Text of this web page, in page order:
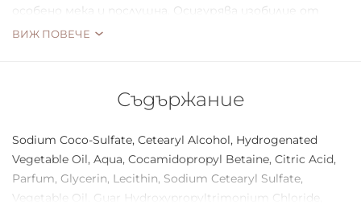
особено мека и послушна. Осигурява изобилие от
влага и придава на косата естествен обем. С pH
химн на женствеността. Барчето се пени обилно и
Niyok означава веган натурална козметика в
минималистичен стил.
ВИЖ ПОВЕЧЕ
Съдържание
Sodium Coco-Sulfate, Cetearyl Alcohol, Hydrogenated
Vegetable Oil, Aqua, Cocamidopropyl Betaine, Citric Acid,
Parfum, Glycerin, Lecithin, Sodium Cetearyl Sulfate,
Vegetable Oil, Guar Hydroxypropyltrimonium Chloride,